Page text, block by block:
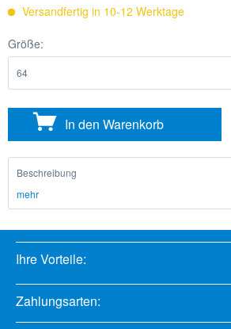
Versandfertig in 10-12 Werktage
Größe:
In den Warenkorb
Beschreibung
mehr
Ihre Vorteile:
Zahlungsarten: